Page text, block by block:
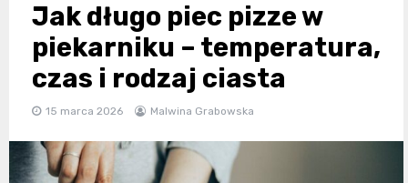
Jak długo piec pizze w
piekarniku – temperatura,
czas i rodzaj ciasta
15 marca 2026 Malwina Grabowska